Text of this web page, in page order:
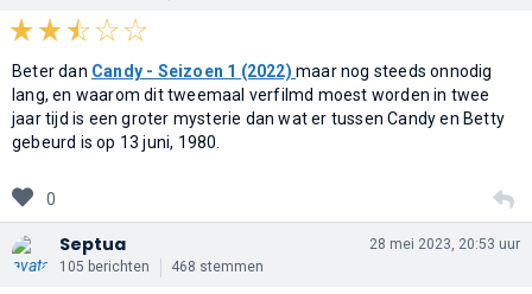
Beter dan Candy - Seizoen 1 (2022) maar nog steeds onnodig
lang, en waarom dit tweemaal verfilmd moest worden in twee
jaar tijd is een groter mysterie dan wat er tussen Candy en Betty
gebeurd is op 13 juni, 1980.
0
Septua
105 berichten 468 stemmen
28 mei 2023, 20:53 uur